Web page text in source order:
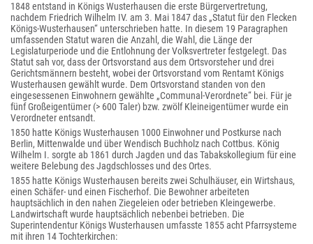
1848 entstand in Königs Wusterhausen die erste Bürgervertretung,
nachdem Friedrich Wilhelm IV. am 3. Mai 1847 das „Statut für den Flecken
Königs-Wusterhausen“ unterschrieben hatte. In diesem 19 Paragraphen
umfassenden Statut waren die Anzahl, die Wahl, die Länge der
Legislaturperiode und die Entlohnung der Volksvertreter festgelegt. Das
Statut sah vor, dass der Ortsvorstand aus dem Ortsvorsteher und drei
Gerichtsmännern besteht, wobei der Ortsvorstand vom Rentamt Königs
Wusterhausen gewählt wurde. Dem Ortsvorstand standen von den
eingesessenen Einwohnern gewählte „Communal-Verordnete“ bei. Für je
fünf Großeigentümer (> 600 Taler) bzw. zwölf Kleineigentümer wurde ein
Verordneter entsandt.
1850 hatte Königs Wusterhausen 1000 Einwohner und Postkurse nach
Berlin, Mittenwalde und über Wendisch Buchholz nach Cottbus. König
Wilhelm I. sorgte ab 1861 durch Jagden und das Tabakskollegium für eine
weitere Belebung des Jagdschlosses und des Ortes.
1855 hatte Königs Wusterhausen bereits zwei Schulhäuser, ein Wirtshaus,
einen Schäfer- und einen Fischerhof. Die Bewohner arbeiteten
hauptsächlich in den nahen Ziegeleien oder betrieben Kleingewerbe.
Landwirtschaft wurde hauptsächlich nebenbei betrieben. Die
Superintendentur Königs Wusterhausen umfasste 1855 acht Pfarrsysteme
mit ihren 14 Tochterkirchen: